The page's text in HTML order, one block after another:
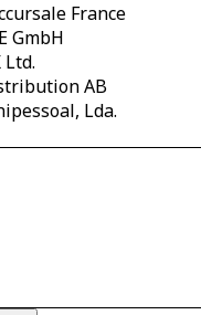
France
GmbH
Ltd.
AB
Lda.